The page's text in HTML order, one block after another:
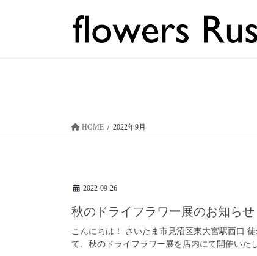
HOME 2022年9月
2022-09-26
秋のドライフラワー展のお知らせ
こんにちは！ さいたま市見沼区東大宮駅西口
て、秋のドライフラワー展を店内にて開催い